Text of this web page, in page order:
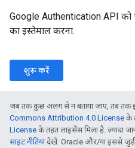
Google Authentication API
का इस्तेमाल करना.
शुरू करें
जब तक कुछ अलग से न बताया जाए, तब तक
Commons Attribution 4.0 License के
License के तहत लाइसेंस मिला है. ज़्यादा
साइट नीतियांदेखें. Oracle और/या इससे जुड़ी